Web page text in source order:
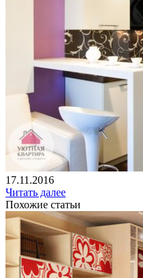
17.11.2016
Читать далее
Похожие статьи